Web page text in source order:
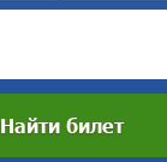
Найти билет